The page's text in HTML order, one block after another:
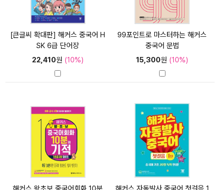
[큰글씨 확대판] 해커스 중국어 H
SK 6급 단어장
22,410원 (10%)
99포인트로 마스터하는 해커스
중국어 문법
15,300원 (10%)